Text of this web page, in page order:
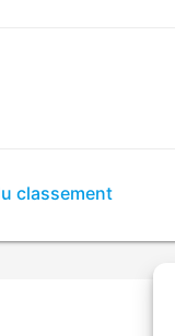
classement